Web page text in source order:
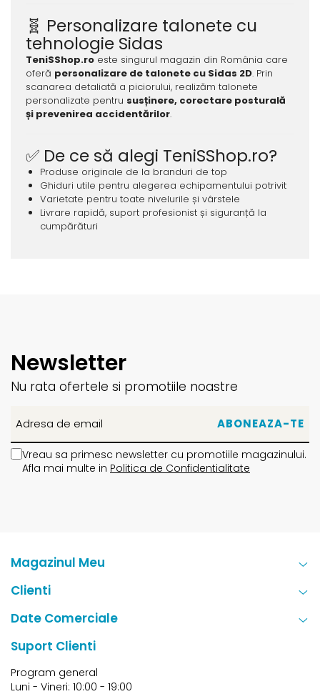
🧬 Personalizare talonete cu
tehnologie Sidas
TeniSShop.roeste singurul magazin din România care
oferă personalizare de talonete cu Sidas 2D. Prin
scanarea detaliată a piciorului, realizăm talonete
personalizate pentru susținere, corectare posturală
și prevenirea accidentărilor.
✅ De ce să alegi TeniSShop.ro?
Produse originale de la branduri de top
Ghiduri utile pentru alegerea echipamentului potrivit
Varietate pentru toate nivelurile și vârstele
Livrare rapidă, suport profesionist și siguranță la
cumpărături
Newsletter
Nu rata ofertele si promotiile noastre
Vreau sa primesc newsletter cu promotiile magazinului.
Afla mai multe in Politica de Confidentialitate
Magazinul Meu
Clienti
Date Comerciale
Suport Clienti
Program general
Luni - Vineri: 10:00 - 19:00